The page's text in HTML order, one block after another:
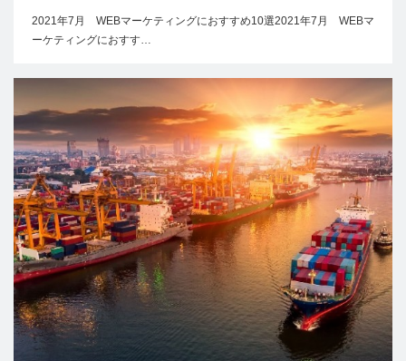
2021年7月 WEBマーケティングにおすすめ10選2021年7月 WEBマ
ーケティングにおすす…